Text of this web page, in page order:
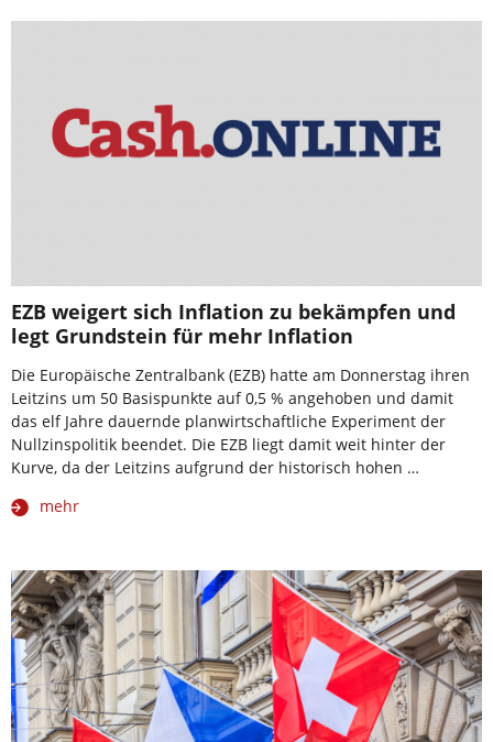
EZB weigert sich Inflation zu bekämpfen und
legt Grundstein für mehr Inflation
Die Europäische Zentralbank (EZB) hatte am Donnerstag ihren
Leitzins um 50 Basispunkte auf 0,5 % angehoben und damit
das elf Jahre dauernde planwirtschaftliche Experiment der
Nullzinspolitik beendet. Die EZB liegt damit weit hinter der
Kurve, da der Leitzins aufgrund der historisch hohen …
mehr